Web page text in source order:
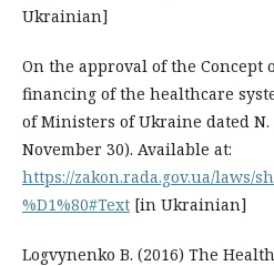
Ukrainian]
On the approval of the Concept
financing of the healthcare
of Ministers of Ukraine dated N.
November 30). Available at:
https://zakon.rada.gov.ua/laws/
%D1%80#Text [in Ukrainian]
Logvynenko B. (2016) The